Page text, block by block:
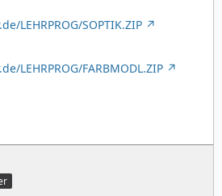
LEHRPROG/SOPTIK.ZIP
LEHRPROG/FARBMODL.ZIP